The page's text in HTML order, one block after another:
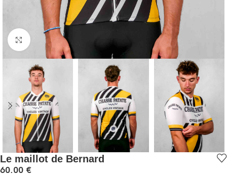
Cliquez pour agrandir
Le maillot de Bernard
60.00 €